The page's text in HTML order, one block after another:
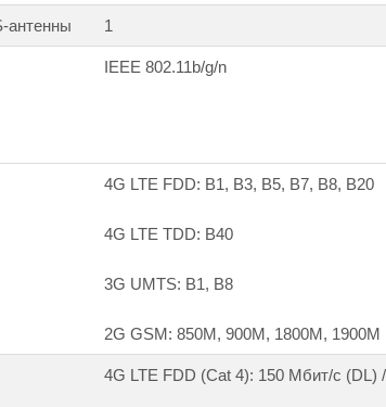
антенны 1
IEEE 802.11b/g/n
4G LTE FDD: B1, B3, B5, B7, B8, B20
4G LTE TDD: B40
3G UMTS: B1, B8
2G GSM: 850M, 900M, 1800M, 1900M
4G LTE FDD (Cat 4): 150 Мбит/с (DL)